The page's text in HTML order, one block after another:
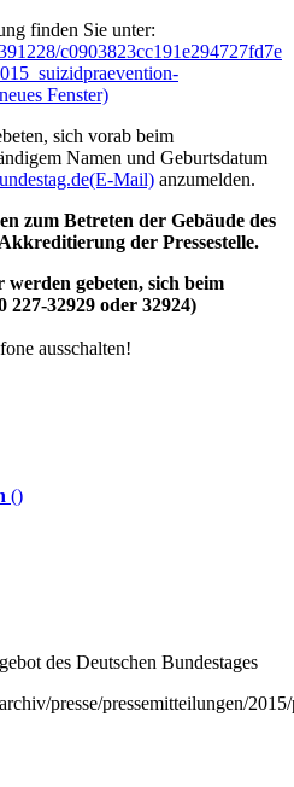
finden Sie unter:
c0903823cc191e294727fd7e
Fenster)
sich vorab beim
Namen und Geburtsdatum
(E-Mail) anzumelden.
zum Betreten der Gebäude des
der Pressestelle.
gebeten, sich beim
227-32929 oder 32924)
ausschalten!
()
des Deutschen Bundestages
presse/pressemitteilungen/